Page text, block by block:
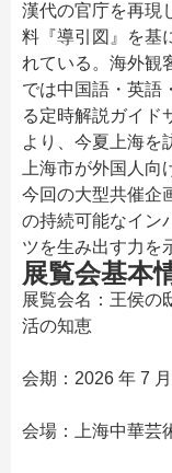
漢代の官庁を再現
料『導引図』を基
れている。海外観
では中国語・英語
る定時解説ガイド
より、今夏上海を
上海市が外国人向
今回の大型共催企
の持続可能なイン
ツを生み出す力を
展覧会基本
展覧会名：王侯
活の知恵
会期：2026 年 7
会場：上海中華芸